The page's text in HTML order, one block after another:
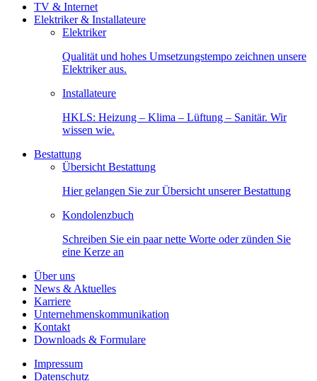
TV & Internet
Elektriker & Installateure
Elektriker
Qualität und hohes Umsetzungstempo zeichnen unsere
Elektriker aus.
Installateure
HKLS: Heizung – Klima – Lüftung – Sanitär. Wir
wissen wie.
Bestattung
Übersicht Bestattung
Hier gelangen Sie zur Übersicht unserer Bestattung
Kondolenzbuch
Schreiben Sie ein paar nette Worte oder zünden Sie
eine Kerze an
Über uns
News & Aktuelles
Karriere
Unternehmenskommunikation
Kontakt
Downloads & Formulare
Impressum
Datenschutz